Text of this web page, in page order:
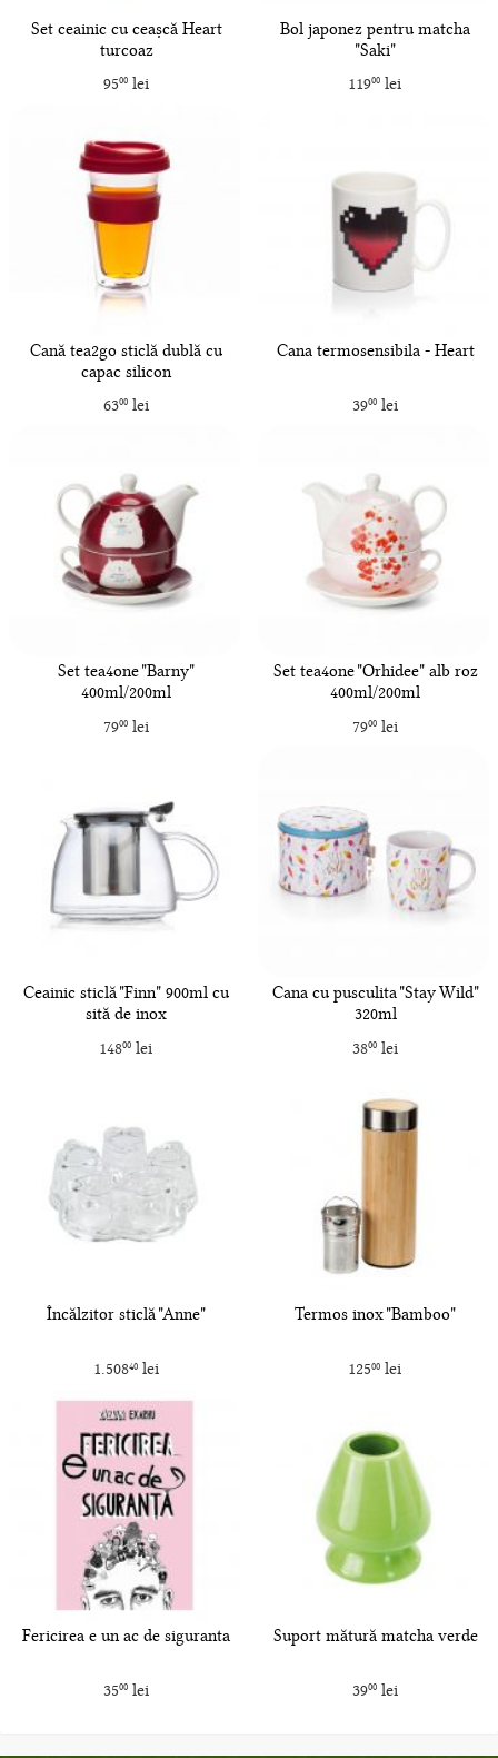
Set ceainic cu ceașcă Heart
turcoaz
9500lei
Bol japonez pentru matcha
"Saki"
11900 lei
Cană tea2go sticlă dublă cu
capac silicon
6300lei
Cana termosensibila - Heart
3900lei
Set tea4one "Barny"
400ml/200ml
7900lei
Set tea4one "Orhidee" alb roz
400ml/200ml
7900lei
Ceainic sticlă "Finn" 900ml cu
sită de inox
14800 lei
Cana cu pusculita "Stay Wild"
320ml
3800lei
Încălzitor sticlă "Anne"
1.50840lei
Termos inox "Bamboo"
12500 lei
Fericirea e un ac de siguranta
3500lei
Suport mătură matcha verde
3900lei